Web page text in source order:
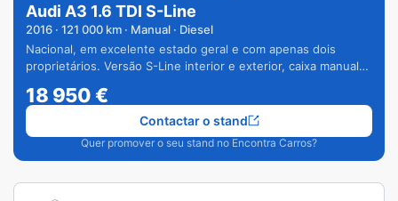
Audi A3 1.6 TDI S-Line
2016 · 121 000 km · Manual · Diesel
Nacional, em excelente estado geral e com apenas dois
proprietários. Versão S-Line interior e exterior, caixa manual
18 950€
Quer promover o seu stand no Encontra Carros?
Contactar o stand